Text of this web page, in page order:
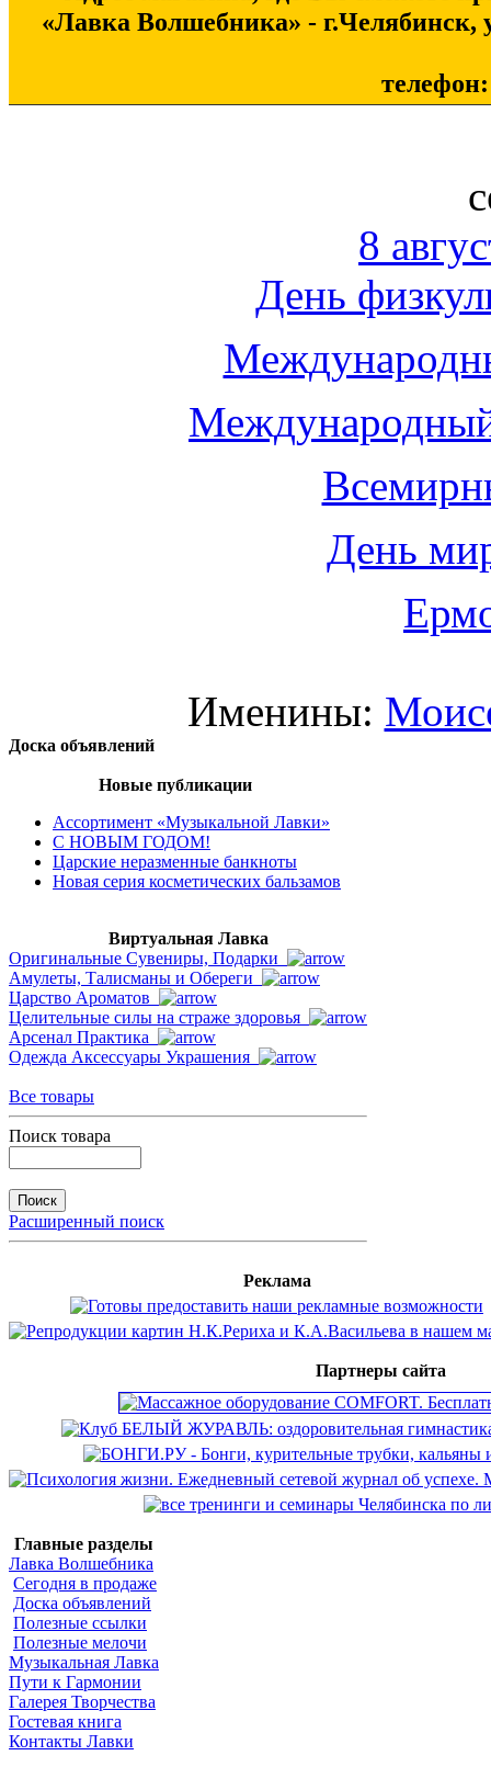
«Лавка Волшебника» - г.Челябинск,
8
День
День
Именины:
Доска объявлений
Новые публикации
Ассортимент «Музыкальной Лавки»
С НОВЫМ ГОДОМ!
Царские неразменные банкноты
Новая серия косметических бальзамов
Виртуальная Лавка
Оригинальные Сувениры, Подарки
Амулеты, Талисманы и Обереги
Царство Ароматов
Целительные силы на страже здоровья
Арсенал Практика
Одежда Аксессуары Украшения
Все товары
Поиск товара
Расширенный поиск
Реклама
Партнеры сайта
Главные разделы
Лавка Волшебника
Сегодня в продаже
Доска объявлений
Полезные ссылки
Полезные мелочи
Музыкальная Лавка
Пути к Гармонии
Галерея Творчества
Гостевая книга
Контакты Лавки